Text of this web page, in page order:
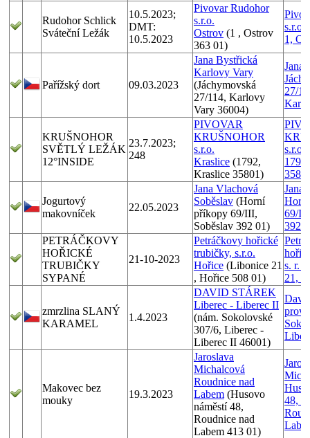
Rudohor Schlick
Sváteční Ležák
10.5.2023;
DMT:
10.5.2023
Pivovar Rudohor
s.r.o.
Ostrov (1 , Ostrov
363 01)
1,
Pařížský dort 09.03.2023
Jana Bystřická
Karlovy Vary
(Jáchymovská
27/114, Karlovy
Vary 36004)
Jana
27/
KRUŠNOHOR
SVĚTLÝ LEŽÁK
12°INSIDE
23.7.2023;
248
PIVOVAR
KRUŠNOHOR
s.r.o.
Kraslice (1792,
Kraslice 35801)
358
Jogurtový
makovníček
22.05.2023
Jana Vlachová
Soběslav (Horní
příkopy 69/III,
Soběslav 392 01)
Jana
69/
392
PETRÁČKOVY
HOŘICKÉ
TRUBIČKY
SYPANÉ
21-10-2023
Petráčkovy hořické
trubičky, s.r.o.
Hořice (Libonice 21
, Hořice 508 01)
s. r.
21,
zmrzlina SLANÝ
KARAMEL
1.4.2023
DAVID STÁREK
Liberec - Liberec II
(nám. Sokolovské
307/6, Liberec -
Liberec II 46001)
Makovec bez
mouky
19.3.2023
Jaroslava
Michalcová
Roudnice nad
Labem (Husovo
náměstí 48,
Roudnice nad
Labem 413 01)
48,